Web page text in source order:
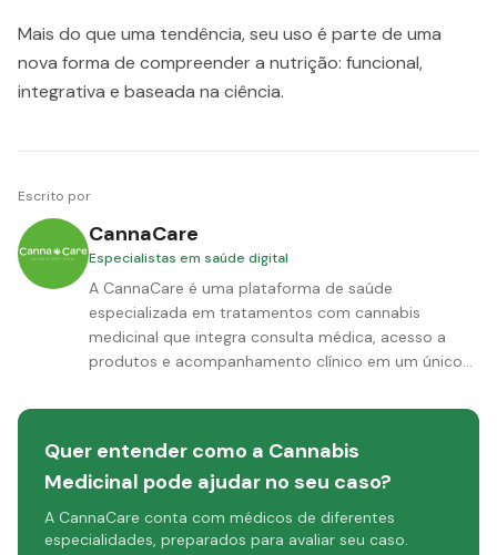
Mais do que uma tendência, seu uso é parte de uma
nova forma de compreender a nutrição: funcional,
integrativa e baseada na ciência.
Escrito por
CannaCare
Especialistas em saúde digital
A CannaCare é uma plataforma de saúde
especializada em tratamentos com cannabis
medicinal que integra consulta médica, acesso a
produtos e acompanhamento clínico em um único
Aqui, o cuidado não termina na consulta ou na
Continuado, monitoramos ativamente cada
paciente ao longo de todo o tratamento, com
alertas preditivos e suporte de profissionais de
saúde, sem custo adicional. O resultado é concreto:
Quer entender como a Cannabis
Medicinal pode ajudar no seu caso?
A CannaCare conta com médicos de diferentes
especialidades, preparados para avaliar seu caso.